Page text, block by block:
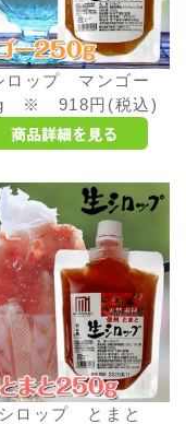
ロップ マンゴー
※ 918円(税込)
ロップ とまと